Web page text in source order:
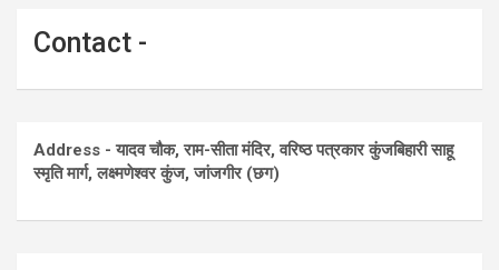
Contact -
Address - यादव चौक, राम-सीता मंदिर, वरिष्ठ पत्रकार कुंजबिहारी साहू
स्मृति मार्ग, लक्ष्मणेश्वर कुंज, जांजगीर (छग)